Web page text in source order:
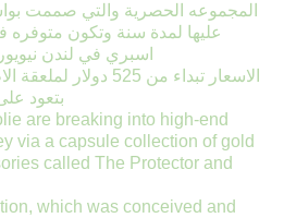
المجموعه الحصرية والتي صممت
عليها لمدة سنة وتكون
اسبري في لندن
الاسعار تبداء من 525
بتعود
are breaking into high-end
via a capsule collection of gold
called The Protector and
which was conceived and